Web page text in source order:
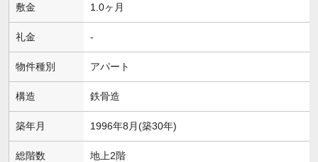
敷金 1.0ヶ月
礼金 -
物件種別 アパート
構造 鉄骨造
築年月 1996年8月(築30年)
総階数 地上2階